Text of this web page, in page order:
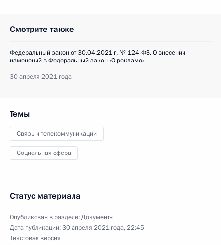
Смотрите также
Федеральный закон от 30.04.2021 г. № 124-ФЗ. О внесении
изменений в Федеральный закон «О рекламе»
30 апреля 2021 года
Темы
Связь и телекоммуникации
Социальная сфера
Статус материала
Опубликован в разделе:Документы
Дата публикации:30 апреля 2021 года, 22:45
Текстовая версия